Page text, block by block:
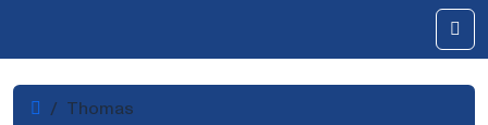
HomeThomas